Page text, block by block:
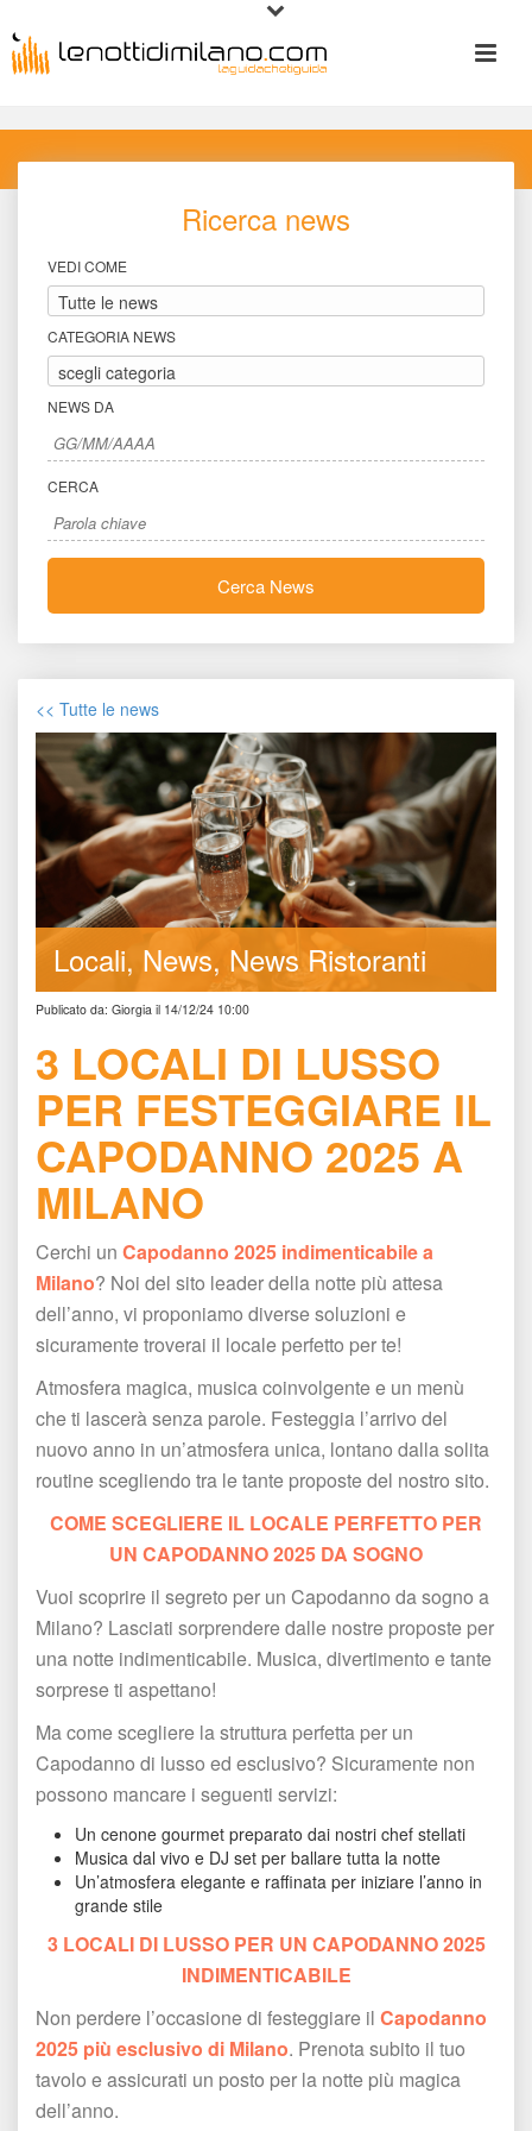
Ricerca new
VEDI COME
CATEGORIA NEWS
NEWS DA
CERCA
Cerca New
<< Tutte le new
Locali New News Ristoranti
Publicato da: Giorgia il 14/12/24 10:00
3 LOCALI DI LUSSO
PER FESTEGGIARE IL
CAPODANNO 2025 A
MILANO
Cerchi un Capodanno 2025 indimenticabile a
Milano? Noi del sito leader della notte più attesa
dell’anno, vi proponiamo diverse soluzioni e
icuramente troverai il locale perfetto per te!
Atmosfera magica, musica coinvolgente e un menù
che ti lascerà senza parole. Festeggia l’arrivo del
nuovo anno in un’atmosfera unica, lontano dalla solita
routine scegliendo tra le tante proposte del nostro sito.
COME SCEGLIERE IL LOCALE PERFETTO PER
UN CAPODANNO 2025 DA SOGNO
Vuoi scoprire il segreto per un Capodanno da sogno a
Milano? Lasciati sorprendere dalle nostre proposte per
una notte indimenticabile. Musica, divertimento e tante
orprese ti aspettano!
Ma come scegliere la struttura perfetta per un
Capodanno di lusso ed esclusivo? Sicuramente non
possono mancare i seguenti servizi:
Un cenone gourmet preparato dai nostri chef stellati ️
Musica dal vivo e DJ set per ballare tutta la notte
Un’atmosfera elegante e raffinata per iniziare l’anno in
grande stile
3 LOCALI DI LUSSO PER UN CAPODANNO 2025
INDIMENTICABILE
Non perdere l’occasione di festeggiare il Capodanno
2025 più esclusivo di Milano. Prenota subito il tuo
tavolo e assicurati un posto per la notte più magica
dell’anno.